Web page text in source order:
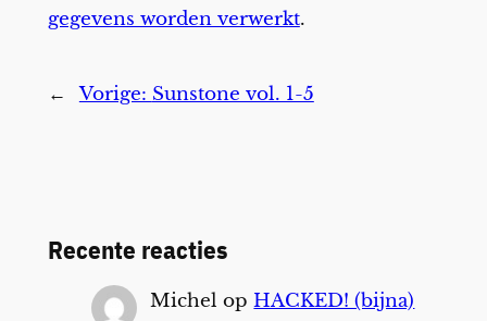
gegevens worden verwerkt.
← Vorige: Sunstone vol. 1-5
Recente reacties
Michel opHACKED! (bijna)